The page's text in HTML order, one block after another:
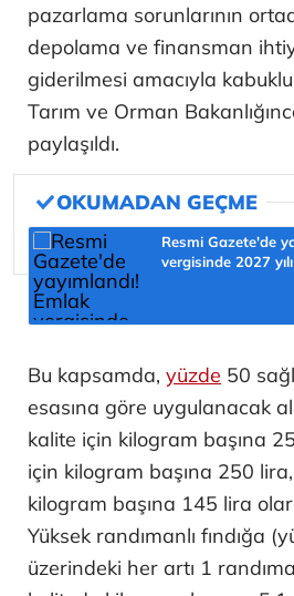
pazarlama sorunlarının
depolama ve finansman
giderilmesi amacıyla kabuklu
Tarım ve Orman
paylaşıldı.
Resmi Gazete'de
vergisinde 2027
Bu kapsamda, yüzde 50
esasına göre uygulanacak
kalite için kilogram başına
için kilogram başına 250
kilogram başına 145 lira
Yüksek randımanlı fındığa
üzerindeki her artı 1